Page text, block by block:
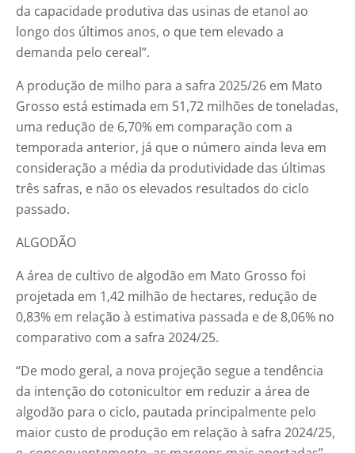
da capacidade produtiva das usinas de etanol ao
longo dos últimos anos, o que tem elevado a
demanda pelo cereal”.
A produção de milho para a safra 2025/26 em Mato
Grosso está estimada em 51,72 milhões de toneladas,
uma redução de 6,70% em comparação com a
temporada anterior, já que o número ainda leva em
consideração a média da produtividade das últimas
três safras, e não os elevados resultados do ciclo
passado.
ALGODÃO
A área de cultivo de algodão em Mato Grosso foi
projetada em 1,42 milhão de hectares, redução de
0,83% em relação à estimativa passada e de 8,06% no
comparativo com a safra 2024/25.
“De modo geral, a nova projeção segue a tendência
da intenção do cotonicultor em reduzir a área de
algodão para o ciclo, pautada principalmente pelo
maior custo de produção em relação à safra 2024/25,